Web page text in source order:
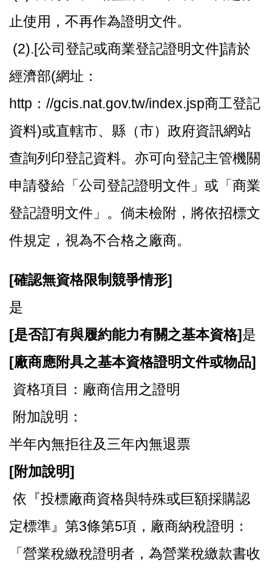
止使用，不再作為證明文件。
(2).[公司登記或商業登記證明文件]請於
經濟部(網址：
http：//gcis.nat.gov.tw/index.jsp商工登記
資料)或直轄市、縣（市）政府資訊網站
查詢列印登記資料。亦可向登記主管機關
申請發給「公司登記證明文件」或「商業
登記證明文件」。倘未檢附，將依招標文
件規定，視為不合格之廠商。
[確認無資格限制競爭情形]
是
[是否訂有與履約能力有關之基本資格]是
[廠商應附具之基本資格證明文件或物品]
資格項目：廠商信用之證明
附加說明：
半年內無拒往及三年內無退票
[附加說明]
依『投標廠商資格與特殊或巨額採購認
定標準』第3條第5項，廠商納稅證明：
「營業稅繳稅證明者，為營業稅繳款書收